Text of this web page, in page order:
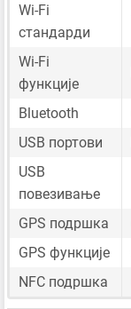
Wi-Fi
стандарди
Wi-Fi
функције
Bluetooth
USB портови
USB
повезивање
GPS подршка
GPS функције
NFC подршка